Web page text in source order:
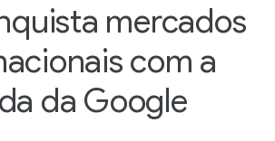
mercados
com a
da Google